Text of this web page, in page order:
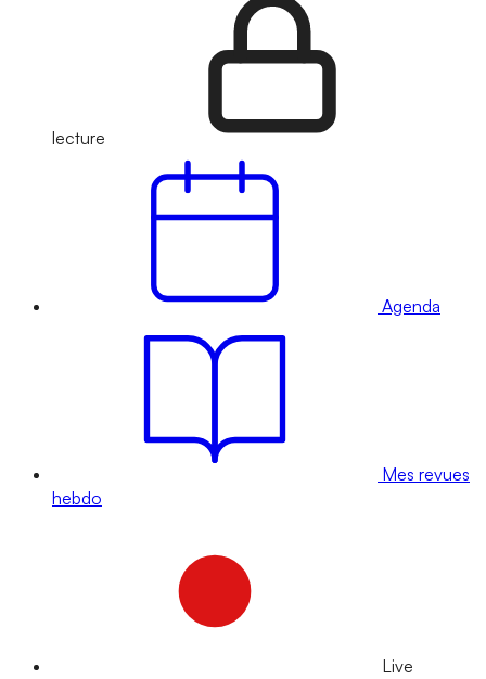
lecture
Agenda
Mes revues
hebdo
Live